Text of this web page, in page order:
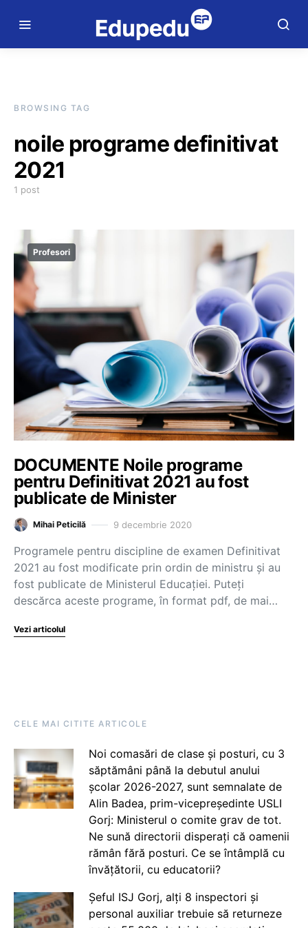
BROWSING TAG
noile programe definitivat
2021
1 post
Profesori
DOCUMENTE Noile programe
pentru Definitivat 2021 au fost
publicate de Minister
Mihai Peticilă 9 decembrie 2020
Programele pentru discipline de examen Definitivat
2021 au fost modificate prin ordin de ministru și au
fost publicate de Ministerul Educației. Puteți
descărca aceste programe, în format pdf, de mai…
Vezi articolul
CELE MAI CITITE ARTICOLE
Noi comasări de clase și posturi, cu 3
săptămâni până la debutul anului
școlar 2026-2027, sunt semnalate de
Alin Badea, prim-vicepreședinte USLI
Gorj: Ministerul o comite grav de tot.
Ne sună directorii disperați că oamenii
rămân fără posturi. Ce se întâmplă cu
învățătorii, cu educatorii?
Șeful ISJ Gorj, alți 8 inspectori și
personal auxiliar trebuie să returneze